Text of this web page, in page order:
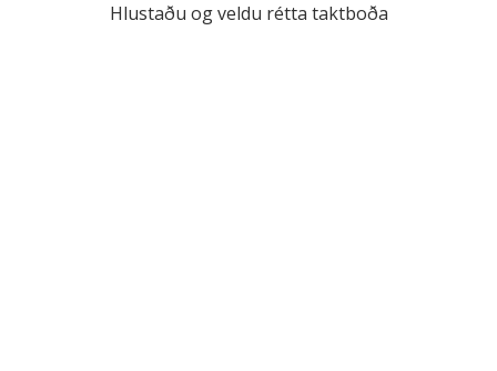
Hlustaðu og veldu rétta taktboða